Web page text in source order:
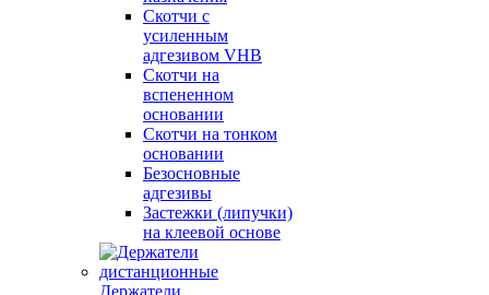
Скотчи с
усиленным
адгезивом VHB
Скотчи на
вспененном
основании
Скотчи на тонком
основании
Безосновные
адгезивы
Застежки (липучки)
на клеевой основе
Держатели